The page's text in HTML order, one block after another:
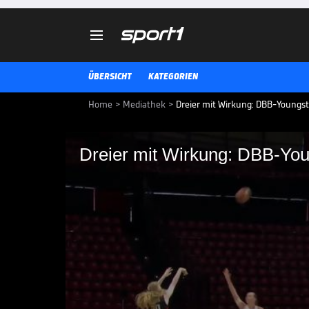

ÜBERSICHT KATEGORIEN
Home > Mediathek > Dreier mit Wirkung: DBB-
Dreier mit Wirkung: DBB-
Dreier mit Wirkung:
Im 1. Viertel läuft die deutsche
hinterher. Mit einem Drei-
Aufholjagd ein und verkürzt auf
BASKETBALL-EM FRAUEN